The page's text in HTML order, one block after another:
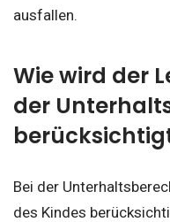
ausfallen.
Wie wird der
der
Bei der
des Kindes